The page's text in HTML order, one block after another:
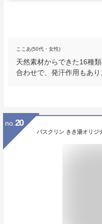
ここあ(50代・女性)
天然素材からできた16種
合わせで、発汗作用もあり
no. 20